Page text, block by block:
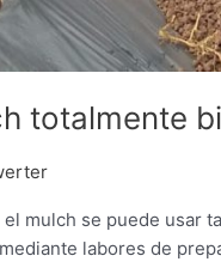
totalmente
mulch se puede usar
labores de